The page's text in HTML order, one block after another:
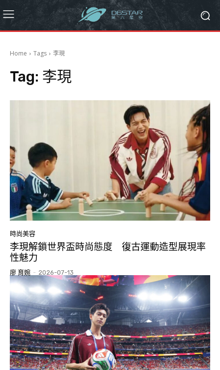
Home Tags 李現
Tag: 李現
時尚美容
李現解鎖世界盃時尚態度 復古運動造型展現率
性魅力
廖 育婉 - 2026-07-13